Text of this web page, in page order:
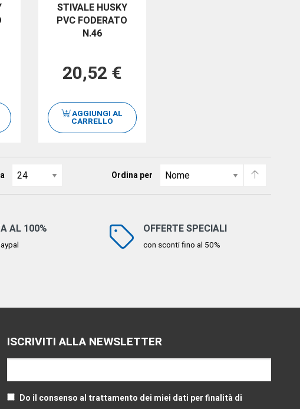
STIVALE HUSKY
PVC FODERATO
N.46
20,52 €
AGGIUNGI AL
CARRELLO
Ordina per
AL 100% OFFERTE SPECIALI
con sconti fino al 50%
ISCRIVITI ALLA NEWSLETTER
Do il consenso al trattamento dei miei dati per finalità di